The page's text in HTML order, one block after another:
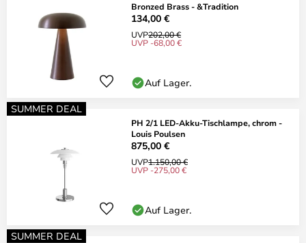
Bronzed Brass - &Tradition
134,00 €
UVP202,00 €
UVP -68,00 €
Auf Lager.
SUMMER DEAL
PH 2/1 LED-Akku-Tischlampe, chrom -
Louis Poulsen
875,00 €
UVP1.150,00 €
UVP -275,00 €
Auf Lager.
SUMMER DEAL